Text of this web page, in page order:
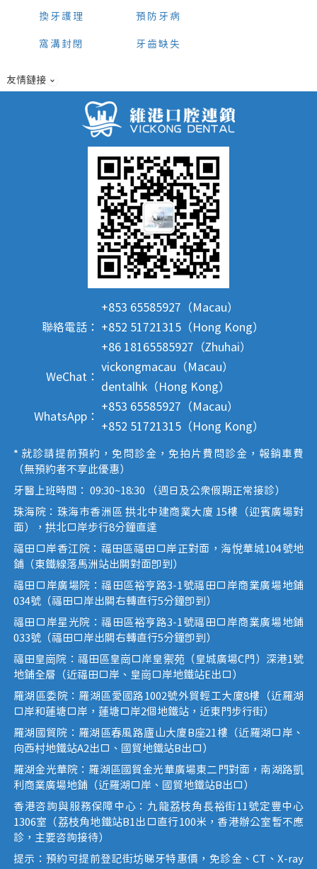
換牙護理
窩溝封閉
預防牙病
牙齒缺失
友情鏈接
聯絡電話：
+853 65585927（Macau）
+852 51721315（Hong Kong）
+86 18165585927（Zhuhai）
WeChat：
vickongmacau（Macau）
dentalhk（Hong Kong）
WhatsApp：
+853 65585927（Macau）
+852 51721315（Hong Kong）
* 就診請提前預約，免問診金，免拍片費問診金，報銷車費
（無預約者不享此優惠）
牙醫上班時間： 09:30~18:30 （週日及公眾假期正常接診）
珠海院：珠海市香洲區 拱北中建商業大廈 15樓（迎賓廣場對
面），拱北口岸步行8分鐘直達
福田口岸香江院：福田區福田口岸正對面，海悅華城104號地
鋪（東鐵線落馬洲站出關對面即到）
福田口岸廣場院：福田區裕亨路3-1號福田口岸商業廣場地鋪
034號（福田口岸出關右轉直行5分鐘即到）
福田口岸星光院：福田區裕亨路3-1號福田口岸商業廣場地鋪
033號（福田口岸出關右轉直行5分鐘即到）
福田皇崗院：福田區皇崗口岸皇禦苑（皇城廣場C門）深港1號
地鋪全層（近福田口岸、皇崗口岸地鐵站E出口）
羅湖區委院：羅湖區愛國路1002號外貿輕工大廈8樓（近羅湖
口岸和蓮塘口岸，蓮塘口岸2個地鐵站，近東門步行街）
羅湖國貿院：羅湖區春風路廬山大廈B座21樓（近羅湖口岸、
向西村地鐵站A2出口、國貿地鐵站B出口）
羅湖金光華院：羅湖區國貿金光華廣場東二門對面，南湖路凱
利商業廣場地鋪（近羅湖口岸、國貿地鐵站B出口）
香港咨詢與服務保障中心：九龍荔枝角長裕街11號定豐中心
1306室（荔枝角地鐵站B1出口直行100米，香港辦公室暫不應
診，主要咨詢接待）
提示：預約可提前登記街坊睇牙特惠價，免診金、CT、X-ray